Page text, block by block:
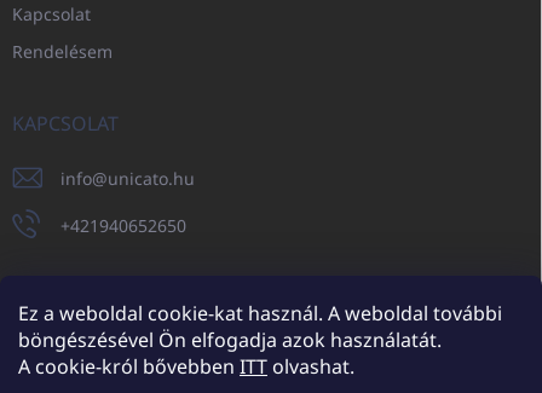
Ez a weboldal cookie-kat használ. A weboldal további
böngészésével Ön elfogadja azok használatát.
A cookie-król bővebben ITTolvashat.
Kapcsolat
Rendelésem
KAPCSOLAT
info@unicato.hu
+421940652650
UNICATO.sk UNICATOshop.cz UNICATO.at UNICATO.hu
UNICATOshop.pl UNICATOshop.de